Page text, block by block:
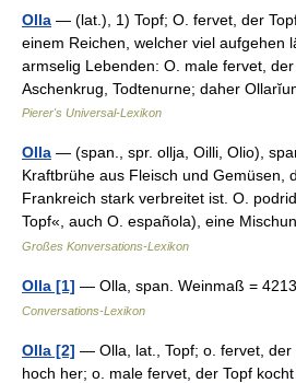
Olla — (lat.), 1) Topf; O. fervet, der
einem Reichen, welcher viel aufgehen
armselig Lebenden: O. male fervet,
Aschenkrug, Todtenurne; daher
Pierer's Universal-Lexikon
Olla — (span., spr. ollja, Oilli, Olio),
Kraftbrühe aus Fleisch und Gemüsen,
Frankreich stark verbreitet ist. O.
Topf«, auch O. española), eine
Großes Konversations-Lexikon
Olla [1] — Olla, span. Weinmaß =
Conversations-Lexikon
Olla [2] — Olla, lat., Topf; o. fervet, der
hoch her; o. male fervet, der Topf